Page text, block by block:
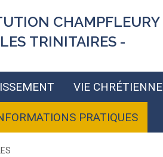
CHAMPFLEURY
TRINITAIRES -
VIE CHRÉTIENNE
PRATIQUES